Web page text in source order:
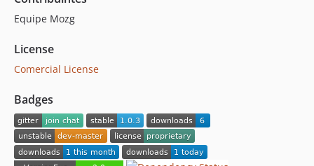
Equipe Mozg
License
Comercial License
Badges